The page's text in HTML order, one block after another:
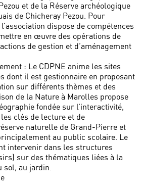
et de la Réserve archéologique
de Chicheray Pezou. Pour
dispose de compétences
en œuvre des opérations de
de gestion et d’aménagement
: Le CDPNE anime les sites
dont il est gestionnaire en proposant
sur différents thèmes et des
de la Nature à Marolles propose
fondée sur l’interactivité,
clés de lecture et de
naturelle de Grand-Pierre et
au public scolaire. Le
intervenir dans les structures
sur des thématiques liées à la
sol, au jardin.